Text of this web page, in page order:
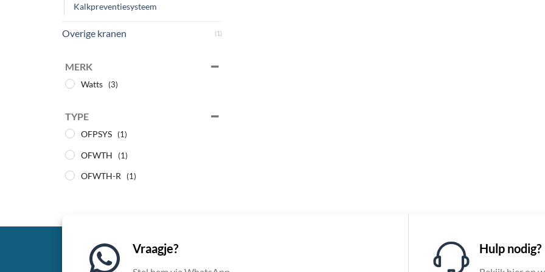
Kalkpreventiesysteem
Overige kranen (1)
MERK
Watts (3)
TYPE
OFPSYS (1)
OFWTH (1)
OFWTH-R (1)
Vraagje? Hulp nodig?